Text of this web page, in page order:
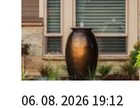
06. 08. 2026 19:12